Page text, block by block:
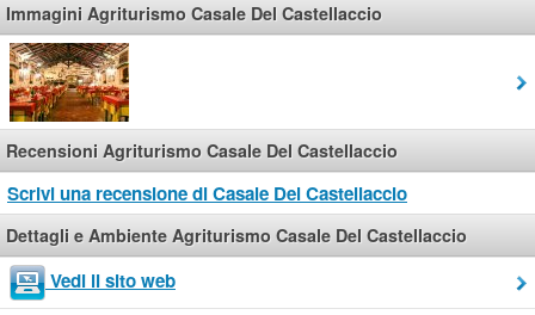
Immagini Agriturismo Casale Del Castellaccio
Recensioni Agriturismo Casale Del Castellaccio
Scrivi una recensione di Casale Del Castellaccio
Dettagli e Ambiente Agriturismo Casale Del Castellaccio
Vedi il sito web